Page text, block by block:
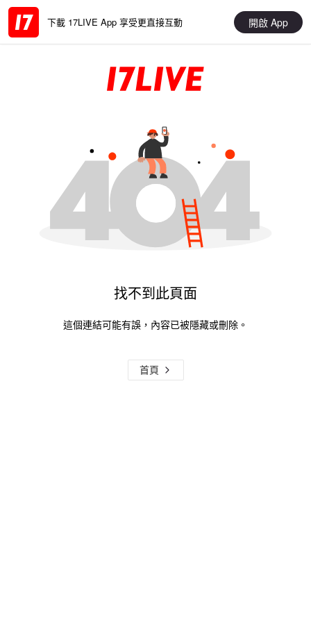
下載 17LIVE App 享受更直接互動 開啟 App
找不到此頁面
這個連結可能有誤，內容已被隱藏或刪除。
首頁